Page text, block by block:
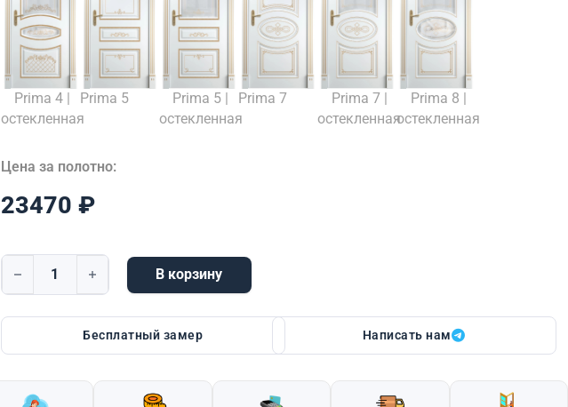
Prima 4 |
остекленная
Prima 5
Prima 5 |
остекленная
Prima 7
Prima 7 |
остекленная
Prima 8 |
остекленная
Цена за полотно:
23470 ₽
Количество товара Prima 6 | остекленная
В корзину
Бесплатный замер Написать нам